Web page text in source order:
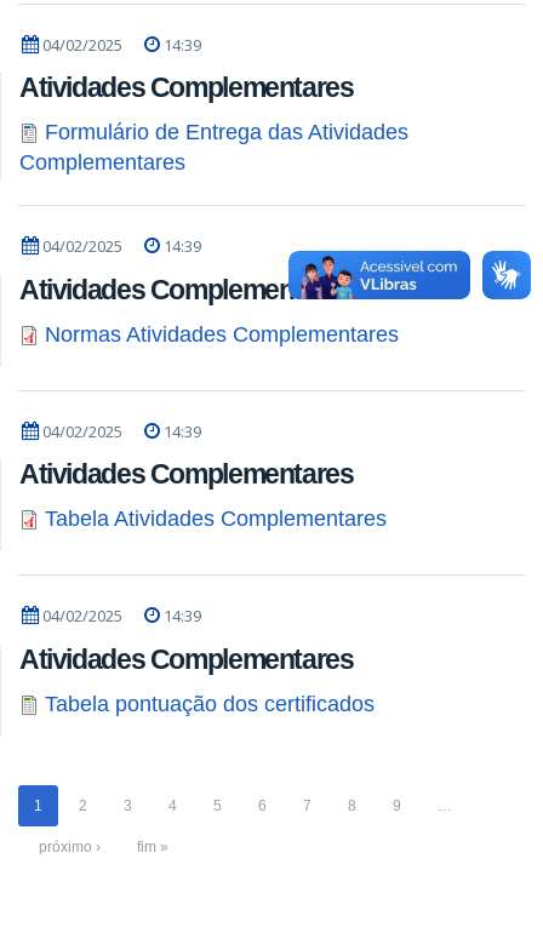
04/02/2025 14:39
Atividades Complementares
Formulário de Entrega das Atividades
Complementares
04/02/2025 14:39
Atividades Complementares
Normas Atividades Complementares
04/02/2025 14:39
Atividades Complementares
Tabela Atividades Complementares
04/02/2025 14:39
Atividades Complementares
Tabela pontuação dos certificados
1 2 3 4 5 6 7 8 9
próximo › fim »